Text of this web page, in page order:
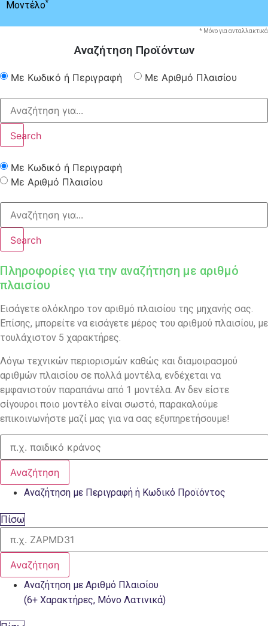
Μοντέλο*
* Μόνο για ανταλλακτικά
Αναζήτηση Προϊόντων
Με Κωδικό ή Περιγραφή Με Αριθμό Πλαισίου
Search
Με Κωδικό ή Περιγραφή
Με Αριθμό Πλαισίου
Search
Πληροφορίες για την αναζήτηση με αριθμό
πλαισίου
Εισάγετε ολόκληρο τον αριθμό πλαισίου της μηχανής σας.
Επίσης, μπορείτε να εισάγετε μέρος του αριθμού πλαισίου, με
τουλάχιστον 5 χαρακτήρες.
Λόγω τεχνικών περιορισμών καθώς και διαμοιρασμού
αριθμών πλαισίου σε πολλά μοντέλα, ενδέχεται να
εμφανιστούν παραπάνω από 1 μοντέλα. Αν δεν είστε
σίγουροι ποιο μοντέλο είναι σωστό, παρακαλούμε
επικοινωνήστε μαζί μας για να σας εξυπηρετήσουμε!
Αναζήτηση
Αναζήτηση με Περιγραφή ή Κωδικό Προϊόντος
Πίσω
Αναζήτηση
Αναζήτηση με Αριθμό Πλαισίου
(6+ Χαρακτήρες, Μόνο Λατινικά)